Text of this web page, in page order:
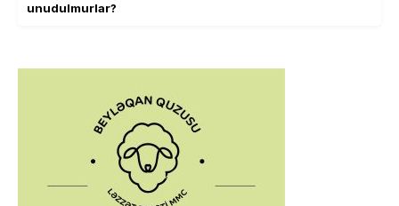
unudulmurlar?